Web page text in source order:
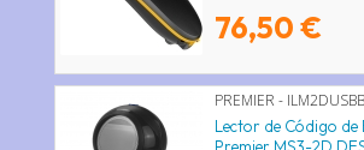
76,50 €
PREMIER -
Lector de Código de
Premier MS3-2D